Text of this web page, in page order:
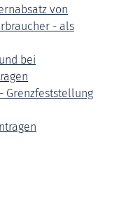
von
- als
bei
Grenzfeststellung